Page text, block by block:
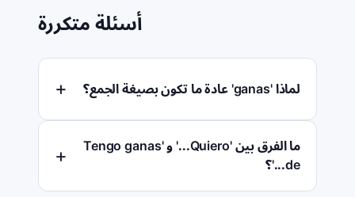
أسئلة متكررة
لماذا 'ganas' عادة ما تكون بصيغة الجمع؟
ما الفرق بين 'Quiero...' و 'Tengo ganas
de...'؟